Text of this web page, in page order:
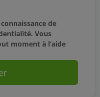
de
Vous
moment à l’aide